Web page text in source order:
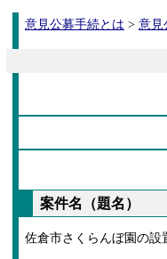
意見公募手続とは > 意見
案件名（題名）
佐倉市さくらんぼ園の設